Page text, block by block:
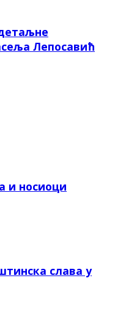
Лепосавић
и носиоци
слава у